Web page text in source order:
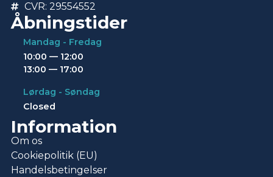
CVR: 29554552
Åbningstider
Mandag - Fredag
10:00 — 12:00
13:00 — 17:00
Lørdag - Søndag
Closed
Information
Om os
Cookiepolitik (EU)
Handelsbetingelser